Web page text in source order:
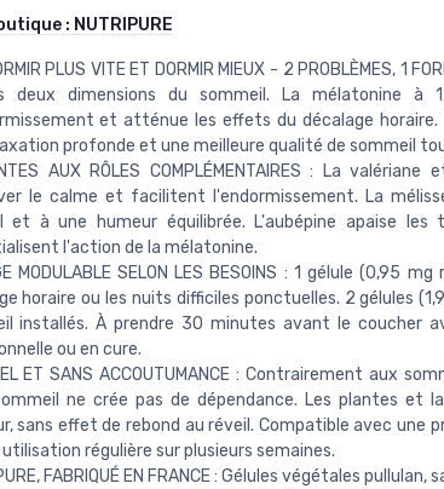
: NUTRIPURE
PLUS VITE ET DORMIR MIEUX - 2 PROBLÈMES, 1
deux dimensions du sommeil. La mélatonine à
et atténue les effets du décalage
profonde et une meilleure qualité de sommeil
AUX RÔLES COMPLÉMENTAIRES : La
le calme et facilitent l'endormissement. La
et à une humeur équilibrée. L'aubépine apaise les
l'action de la mélatonine.
MODULABLE SELON LES BESOINS : 1 gélule (0,95
horaire ou les nuits difficiles ponctuelles. 2 gélules
installés. À prendre 30 minutes avant le coucher
ou en cure.
ET SANS ACCOUTUMANCE : Contrairement aux
ne crée pas de dépendance. Les plantes et
sans effet de rebond au réveil. Compatible avec une
régulière sur plusieurs semaines.
FABRIQUÉ EN FRANCE : Gélules végétales